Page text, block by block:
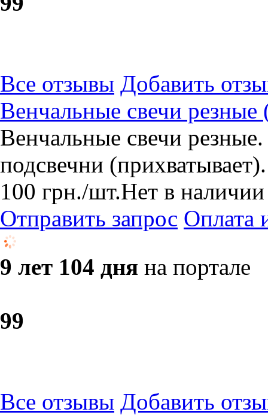
Все отзывы Добавить
Венчальные свечи резные
Венчальные свечи
подсвечни
100 грн./шт.Нет в наличии
Отправить запрос Оплата
9 лет 104 дня на портале
99
Все отзывы Добавить